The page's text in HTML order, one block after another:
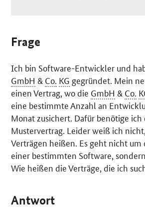
Frage
Ich bin Software-Entwickler und
GmbH & Co. KG gegründet. Mein
einen Vertrag, wo die GmbH & Co.
eine bestimmte Anzahl an
Monat zusichert. Dafür benötige ich
Mustervertrag. Leider weiß ich
Verträgen heißen. Es geht nicht
einer bestimmten Software,
Wie heißen die Verträge, die ich
Antwort